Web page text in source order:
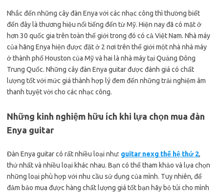
Nhắc đến những cây đàn Enya với các nhạc công thì thường biết
đến đây là thương hiệu nổi tiếng đến từ Mỹ. Hiện nay đã có mặt ở
hơn 30 quốc gia trên toàn thế giới trong đó có cả Việt Nam. Nhà máy
của hãng Enya hiện được đặt ở 2 nơi trên thế giới một nhà nhà máy
ở thành phố Houston của Mỹ và hai là nhà máy tại Quảng Đông
Trung Quốc. Những cây đàn Enya guitar được đánh giá có chất
lượng tốt với mức giá thành hợp lý đem đến những trải nghiệm âm
thanh tuyệt vời cho các nhạc công.
Những kinh nghiệm hữu ích khi lựa chọn mua đàn
Enya guitar
Đàn Enya guitar có rất nhiều loại như: guitar nexg thế hệ thứ 2,
thứ nhất và nhiều loại khác nhau. Bạn có thể tham khảo và lựa chọn
những loại phù hợp với nhu cầu sử dụng của mình. Tuy nhiên, để
đảm bảo mua được hàng chất lượng giá tốt bạn hãy bỏ túi cho mình